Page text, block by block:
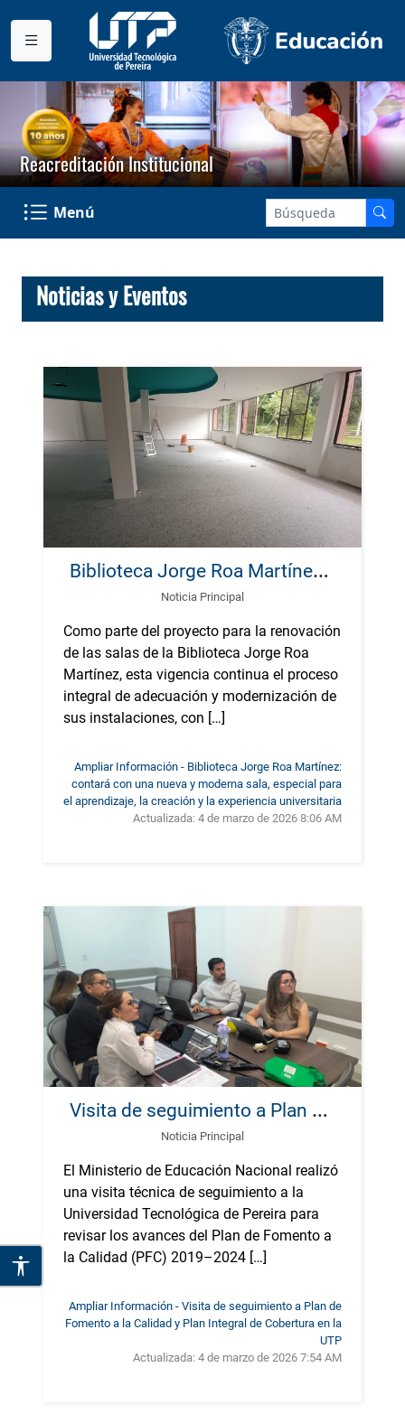
Reacreditación Institucional
Menú
Noticias y Eventos
B
iblioteca Jorge Roa Martínez: contará con una nueva y moderna sala, especial para el aprendizaje, la creación y la experiencia universitaria
Noticia Principal
Como parte del proyecto para la renovación
de las salas de la Biblioteca Jorge Roa
Martínez, esta vigencia continua el proceso
integral de adecuación y modernización de
sus instalaciones, con […]
Ampliar Información - Biblioteca Jorge Roa Martínez:
contará con una nueva y moderna sala, especial para
el aprendizaje, la creación y la experiencia universitaria
Actualizada: 4 de marzo de 2026 8:06 AM
V
isita de seguimiento a Plan de Fomento a la Calidad y Plan Integral de Cobertura en la UTP
Noticia Principal
El Ministerio de Educación Nacional realizó
una visita técnica de seguimiento a la
Universidad Tecnológica de Pereira para
revisar los avances del Plan de Fomento a
la Calidad (PFC) 2019–2024 […]
Ampliar Información - Visita de seguimiento a Plan de
Fomento a la Calidad y Plan Integral de Cobertura en la
UTP
Actualizada: 4 de marzo de 2026 7:54 AM